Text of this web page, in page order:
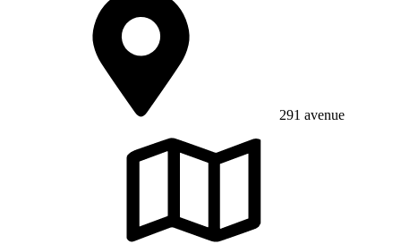
291 avenue